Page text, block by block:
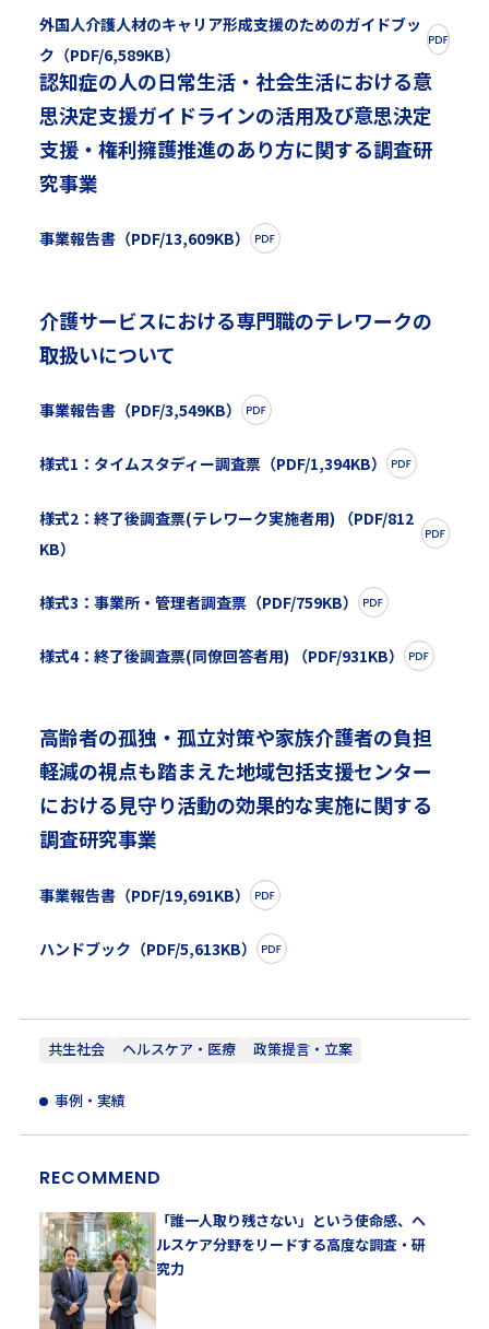
共生社会 ヘルスケア・医療 政策提言・立案
事例・実績
RECOMMEND
「誰一人取り残さない」という使命感、ヘ
ルスケア分野をリードする高度な調査・研
究力
外国人介護人材のキャリア形成支援のためのガイドブッ
ク（PDF/6,589KB）
認知症の人の日常生活・社会生活における意
思決定支援ガイドラインの活用及び意思決定
支援・権利擁護推進のあり方に関する調査研
究事業
事業報告書（PDF/13,609KB）
介護サービスにおける専門職のテレワークの
取扱いについて
事業報告書（PDF/3,549KB）
様式1：タイムスタディー調査票（PDF/1,394KB）
様式2：終了後調査票(テレワーク実施者用) （PDF/812
KB）
様式3：事業所・管理者調査票（PDF/759KB）
様式4：終了後調査票(同僚回答者用) （PDF/931KB）
高齢者の孤独・孤立対策や家族介護者の負担
軽減の視点も踏まえた地域包括支援センター
における見守り活動の効果的な実施に関する
調査研究事業
事業報告書（PDF/19,691KB）
ハンドブック（PDF/5,613KB）